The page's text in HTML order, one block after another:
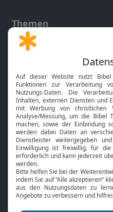
Themen
Gott und Bibel erklärt
Neuigkeiten
Bibel TV
Über uns
Jobs